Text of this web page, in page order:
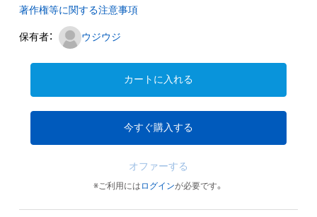
著作権等に関する注意事項
保有者： ウジウジ
カートに入れる
今すぐ購入する
オファーする
※ご利用には ログインが必要です。